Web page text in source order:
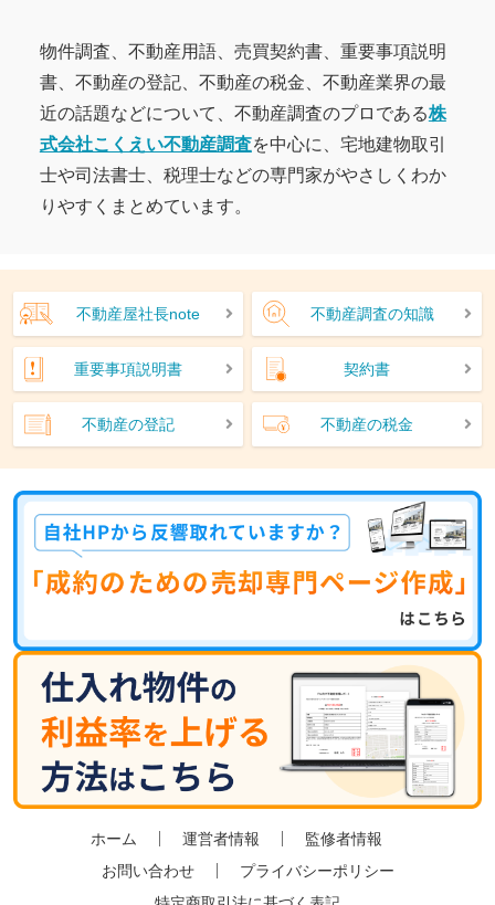
物件調査、不動産用語、売買契約書、重要事項説明
書、不動産の登記、不動産の税金、不動産業界の最
近の話題などについて、不動産調査のプロである株
式会社こくえい不動産調査を中心に、宅地建物取引
士や司法書士、税理士などの専門家がやさしくわか
りやすくまとめています。
不動産屋社長note 不動産調査の知識
重要事項説明書 契約書
不動産の登記 不動産の税金
ホーム 運営者情報 監修者情報
お問い合わせ プライバシーポリシー